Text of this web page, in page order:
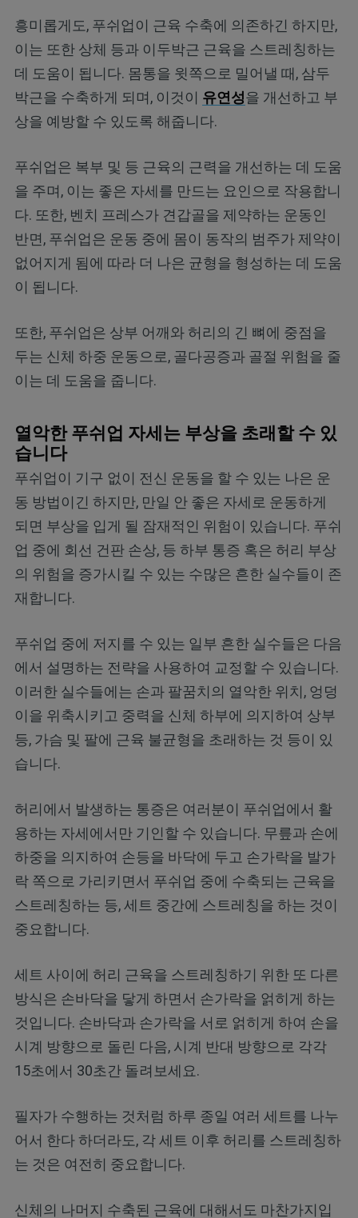
흥미롭게도, 푸쉬업이 근육 수축에 의존하긴 하지만,
이는 또한 상체 등과 이두박근 근육을 스트레칭하는
데 도움이 됩니다. 몸통을 윗쪽으로 밀어낼 때, 삼두
박근을 수축하게 되며, 이것이 유연성을 개선하고 부
상을 예방할 수 있도록 해줍니다.
푸쉬업은 복부 및 등 근육의 근력을 개선하는 데 도움
을 주며, 이는 좋은 자세를 만드는 요인으로 작용합니
다. 또한, 벤치 프레스가 견갑골을 제약하는 운동인
반면, 푸쉬업은 운동 중에 몸이 동작의 범주가 제약이
없어지게 됨에 따라 더 나은 균형을 형성하는 데 도움
이 됩니다.
또한, 푸쉬업은 상부 어깨와 허리의 긴 뼈에 중점을
두는 신체 하중 운동으로, 골다공증과 골절 위험을 줄
이는 데 도움을 줍니다.
열악한 푸쉬업 자세는 부상을 초래할 수 있
습니다
푸쉬업이 기구 없이 전신 운동을 할 수 있는 나은 운
동 방법이긴 하지만, 만일 안 좋은 자세로 운동하게
되면 부상을 입게 될 잠재적인 위험이 있습니다. 푸쉬
업 중에 회선 건판 손상, 등 하부 통증 혹은 허리 부상
의 위험을 증가시킬 수 있는 수많은 흔한 실수들이 존
재합니다.
푸쉬업 중에 저지를 수 있는 일부 흔한 실수들은 다음
에서 설명하는 전략을 사용하여 교정할 수 있습니다.
이러한 실수들에는 손과 팔꿈치의 열악한 위치, 엉덩
이을 위축시키고 중력을 신체 하부에 의지하여 상부
등, 가슴 및 팔에 근육 불균형을 초래하는 것 등이 있
습니다.
허리에서 발생하는 통증은 여러분이 푸쉬업에서 활
용하는 자세에서만 기인할 수 있습니다. 무릎과 손에
하중을 의지하여 손등을 바닥에 두고 손가락을 발가
락 쪽으로 가리키면서 푸쉬업 중에 수축되는 근육을
스트레칭하는 등, 세트 중간에 스트레칭을 하는 것이
중요합니다.
세트 사이에 허리 근육을 스트레칭하기 위한 또 다른
방식은 손바닥을 닿게 하면서 손가락을 얽히게 하는
것입니다. 손바닥과 손가락을 서로 얽히게 하여 손을
시계 방향으로 돌린 다음, 시계 반대 방향으로 각각
15초에서 30초간 돌려보세요.
필자가 수행하는 것처럼 하루 종일 여러 세트를 나누
어서 한다 하더라도, 각 세트 이후 허리를 스트레칭하
는 것은 여전히 중요합니다.
신체의 나머지 수축된 근육에 대해서도 마찬가지입